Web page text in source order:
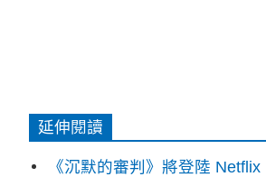
延伸閱讀
《沉默的審判》將登陸